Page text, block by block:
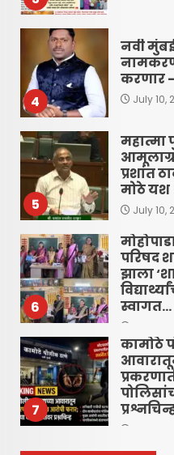
4
नवी
करणार
July 10,
5
प्रशांत
मोठे यश
July 10,
6
परिषद
झाला
स्वागत…
7
कामोठे